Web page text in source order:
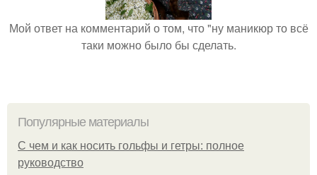
Мой ответ на комментарий о том, что "ну маникюр то всё
таки можно было бы сделать.
Популярные материалы
С чем и как носить гольфы и гетры: полное
руководство